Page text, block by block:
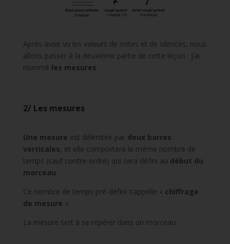
Après avoir vu les valeurs de notes et de silences, nous
allons passer à la deuxième partie de cette leçon : j’ai
nommé les mesures
2/ Les mesures
Une mesure est délimitée par deux barres
verticales, et elle comportera le même nombre de
temps (sauf contre-ordre) qui sera défini au début du
morceau
Ce nombre de temps pré-défini s’appelle « chiffrage
de mesure ».
La mesure sert à se repérer dans un morceau.